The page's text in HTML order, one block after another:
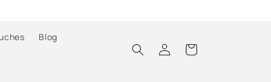
Blog
Iniciar
sesión
Carrito